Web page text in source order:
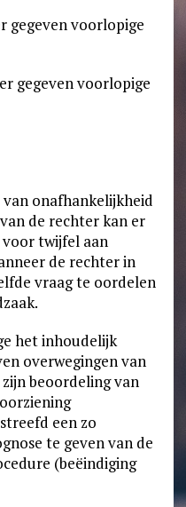
gegeven voorlopige
gegeven voorlopige
onafhankelijkheid
de rechter kan er
twijfel aan
de rechter in
vraag te oordelen
het inhoudelijk
overwegingen van
beoordeling van
een zo
te geven van de
(beëindiging